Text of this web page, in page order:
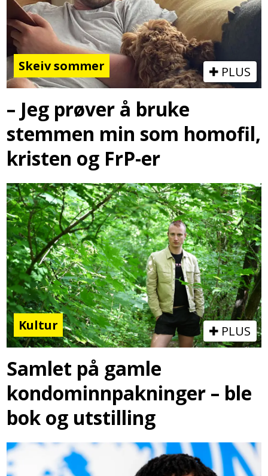
Skeiv sommer PLUS
– Jeg prøver å bruke
stemmen min som homofil,
kristen og FrP-er
Kultur PLUS
Samlet på gamle
kondominnpakninger – ble
bok og utstilling